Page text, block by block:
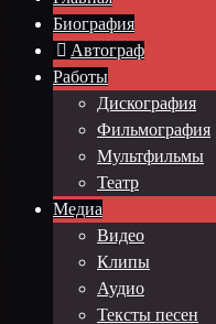
Биография
Автограф
Работы
Дискография
Фильмография
Мультфильмы
Театр
Медиа
Видео
Клипы
Аудио
Тексты песен